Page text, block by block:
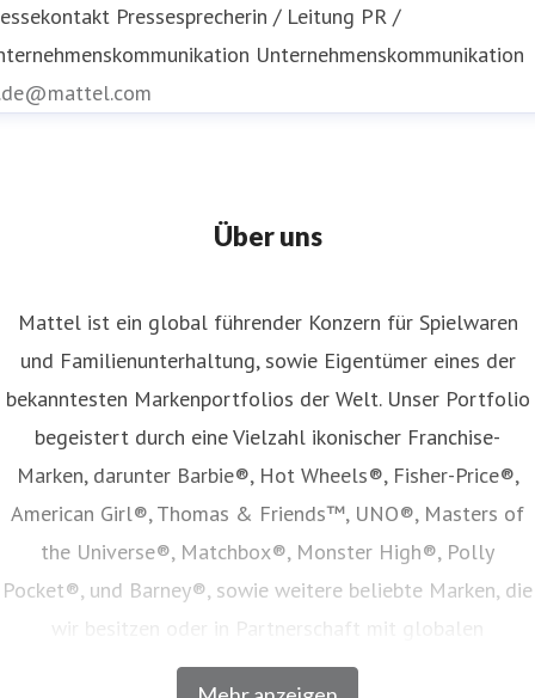
Pressesprecherin / Leitung PR /
Unternehmenskommunikation
Über uns
Mattel ist ein global führender Konzern für Spielwaren
und Familienunterhaltung, sowie Eigentümer eines der
bekanntesten Markenportfolios der Welt. Unser Portfolio
begeistert durch eine Vielzahl ikonischer Franchise-
Marken, darunter Barbie®, Hot Wheels®, Fisher-Price®,
American Girl®, Thomas & Friends™, UNO®, Masters of
the Universe®, Matchbox®, Monster High®, Polly
Pocket®, und Barney®, sowie weitere beliebte Marken, die
wir besitzen oder in Partnerschaft mit globalen
Unterhaltungsunternehmen lizenzieren. Unser Angebot